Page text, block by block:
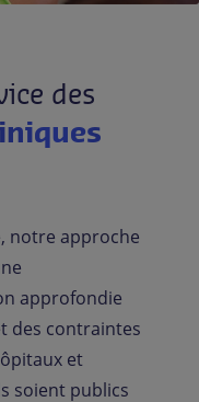
des
notre approche
approfondie
des contraintes
et
soient publics